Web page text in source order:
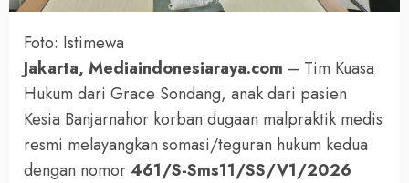
Foto: Istimewa
Jakarta, Mediaindonesiaraya.com – Tim Kuasa
Hukum dari Grace Sondang, anak dari pasien
Kesia Banjarnahor korban dugaan malpraktik medis
resmi melayangkan somasi/teguran hukum kedua
dengan nomor461/S-Sms11/SS/V1/2026